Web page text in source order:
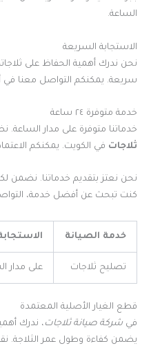
الساعة.
الاستجابة السريعة
نحن ندرك أهمية الحفاظ على
سريعة. يمكنكم التواصل معنا
خدمة متوفرة ٢٤ ساعة
خدماتنا متوفرة على مدار الساعة.
ثلاجات في الكويت. يمكنكم
نحن نعتز بتقديم خدماتنا. نضمن
كنت تبحث عن أفضل خدمة،
خدمة الصيانة
تصليح ثلاجات على مدار
قطع الغيار الأصلية المعتمدة
في شركة صيانة ثلاجات ، ندرك
يضمن كفاءة وطول عمر الثلاجة.